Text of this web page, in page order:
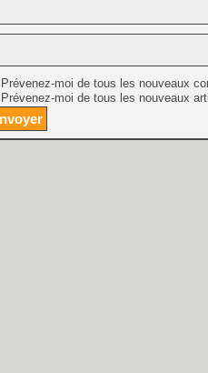
Prévenez-moi de tous les nouveaux
Prévenez-moi de tous les nouveaux